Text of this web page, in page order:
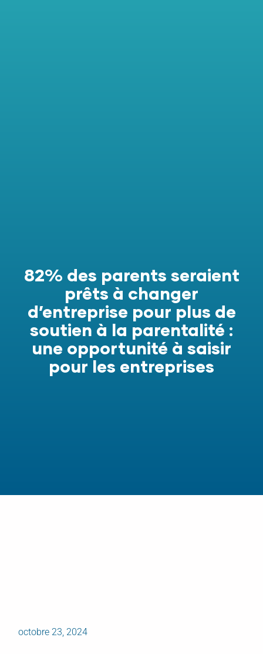
82% des parents seraient
prêts à changer
d’entreprise pour plus de
soutien à la parentalité :
une opportunité à saisir
pour les entreprises
octobre 23, 2024